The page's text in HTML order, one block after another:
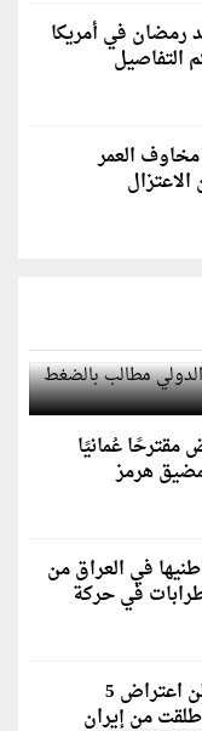
رمضان في أمريكا
التفاصيل
العمر
الدولي مطالب
مقترحًا عُمانيًا
هرمز
في العراق من
في حركة
الجيش الأردني يعلن اعتراض 5
من إيران